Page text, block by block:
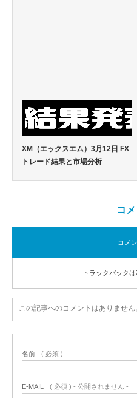
XM（エックスエム）3月12日 FX
トレード結果と市場分析
コ
コメ
トラックバック
この記事へのコメントはありません
名前 ( 必須 )
E-MAIL ( 必須 ) - 公開されません -